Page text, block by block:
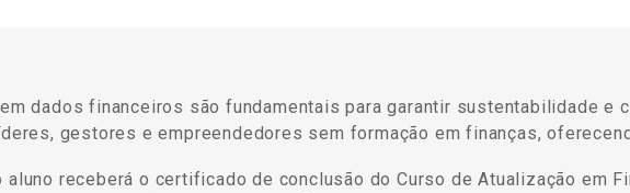
dados financeiros são fundamentais para garantir sustentabilidade e
gestores e empreendedores sem formação em finanças,
receberá o certificado de conclusão do Curso de Atualização em